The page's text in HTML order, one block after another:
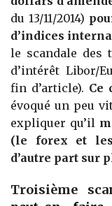
du 13/11/2014)
d’indices
le scandale des
d’intérêt Libor/
fin d’article). Ce
évoqué un peu
expliquer qu’il
(le forex et les
d’autre part sur
Troisième